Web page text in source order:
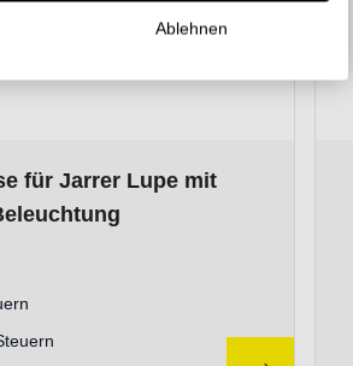
für Jarrer Lupe mit
Ablehnen